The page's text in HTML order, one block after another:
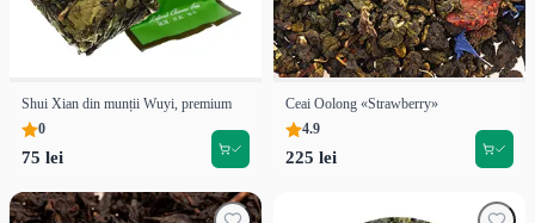
Shui Xian din munții Wuyi, premium
0
75 lei
Ceai Oolong «Strawberry»
4.9
225 lei